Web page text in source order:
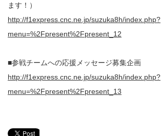
ます！）
http://f1express.cnc.ne.jp/suzuka8h/index.php?
menu=%2Fpresent%2Fpresent_12
■参戦チームへの応援メッセージ募集企画
http://f1express.cnc.ne.jp/suzuka8h/index.php?
menu=%2Fpresent%2Fpresent_13